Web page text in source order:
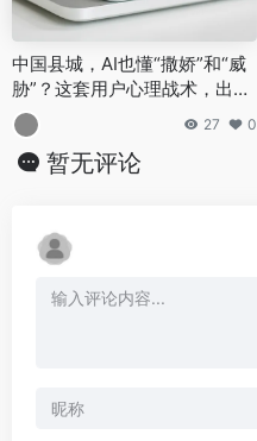
中国县城，AI也懂“撒娇”和“威
胁”？这套用户心理战术，出海
能玩吗？
27 0
暂无评论